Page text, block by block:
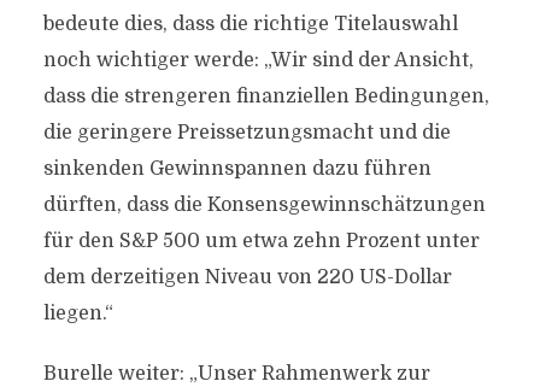
bedeute dies, dass die richtige Titelauswahl
noch wichtiger werde: „Wir sind der Ansicht,
dass die strengeren finanziellen Bedingungen,
die geringere Preissetzungsmacht und die
sinkenden Gewinnspannen dazu führen
dürften, dass die Konsensgewinnschätzungen
für den S&P 500 um etwa zehn Prozent unter
dem derzeitigen Niveau von 220 US-Dollar
liegen.“
Burelle weiter: „Unser Rahmenwerk zur